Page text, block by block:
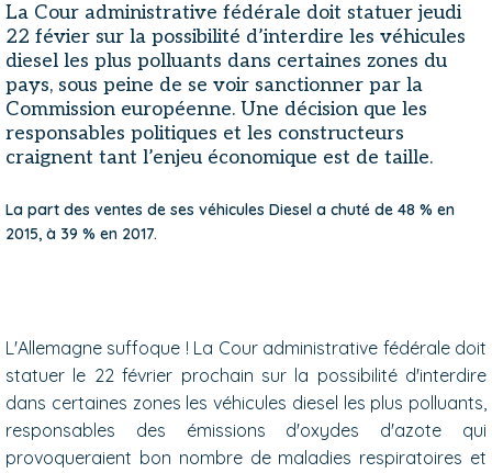
La Cour administrative fédérale doit statuer jeudi
22 févier sur la possibilité d’interdire les véhicules
diesel les plus polluants dans certaines zones du
pays, sous peine de se voir sanctionner par la
Commission européenne. Une décision que les
responsables politiques et les constructeurs
craignent tant l’enjeu économique est de taille.
La part des ventes de ses véhicules Diesel a chuté de 48 % en
2015, à 39 % en 2017.
L'Allemagne suffoque ! La Cour administrative fédérale doit
statuer le 22 février prochain sur la possibilité d'interdire
dans certaines zones les véhicules diesel les plus polluants,
responsables des émissions d'oxydes d'azote qui
provoqueraient bon nombre de maladies respiratoires et